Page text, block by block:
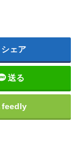
シェア
送る
feedly